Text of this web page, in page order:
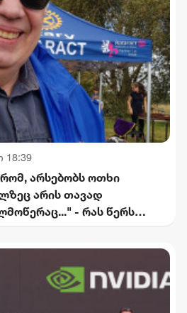
18:39
არსებობს ოთხი
არის თავად
- რას წერს